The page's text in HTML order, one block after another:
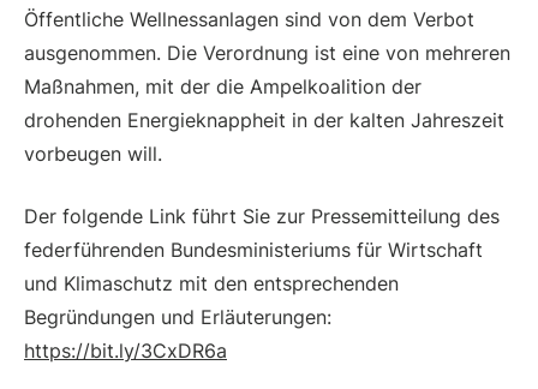
Öffentliche Wellnessanlagen sind von dem Verbot
ausgenommen. Die Verordnung ist eine von mehreren
Maßnahmen, mit der die Ampelkoalition der
drohenden Energieknappheit in der kalten Jahreszeit
vorbeugen will.
Der folgende Link führt Sie zur Pressemitteilung des
federführenden Bundesministeriums für Wirtschaft
und Klimaschutz mit den entsprechenden
Begründungen und Erläuterungen:
https://bit.ly/3CxDR6a